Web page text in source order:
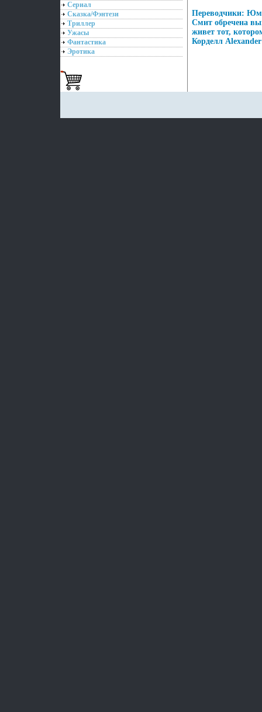
Сериал
Сказка/Фэнтези
Триллер
Ужасы
Фантастика
Эротика
Переводчики:
Смит обречена
живет тот,
Корделл